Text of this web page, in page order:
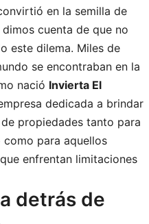
en la semilla de
cuenta de que no
este dilema. Miles de
se encontraban en la
nació Invierta El
dedicada a brindar
propiedades tanto para
como para aquellos
enfrentan limitaciones
detrás de